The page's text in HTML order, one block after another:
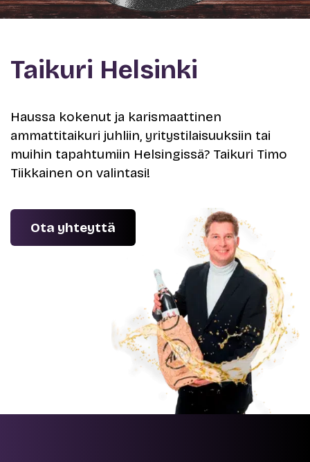
Taikuri Helsinki
Haussa kokenut ja karismaattinen
ammattitaikuri juhliin, yritystilaisuuksiin tai
muihin tapahtumiin Helsingissä? Taikuri Timo
Tiikkainen on valintasi!
Ota yhteyttä